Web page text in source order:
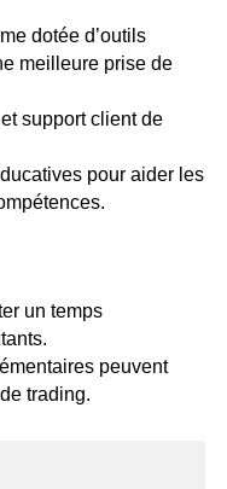
dotée d’outils
meilleure prise de
support client de
pour aider les
un temps
peuvent
trading.